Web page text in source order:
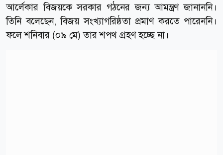
আর্লেকার বিজয়কে সরকার গঠনের জন্য আমন্ত্রণ জানাননি।
তিনি বলেছেন, বিজয় সংখ্যাগরিষ্ঠতা প্রমাণ করতে পারেননি।
ফলে শনিবার (০৯ মে) তার শপথ গ্রহণ হচ্ছে না।